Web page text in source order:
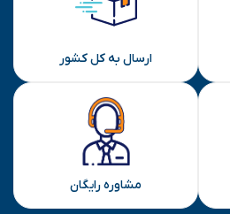
ارسال به کل کشور
مشاوره رایگان